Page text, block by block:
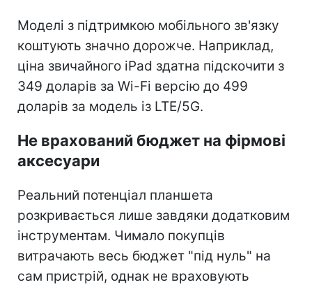
Моделі з підтримкою мобільного зв'язку
коштують значно дорожче. Наприклад,
ціна звичайного iPad здатна підскочити з
349 доларів за Wi-Fi версію до 499
доларів за модель із LTE/5G.
Не врахований бюджет на фірмові
аксесуари
Реальний потенціал планшета
розкривається лише завдяки додатковим
інструментам. Чимало покупців
витрачають весь бюджет "під нуль" на
сам пристрій, однак не враховують